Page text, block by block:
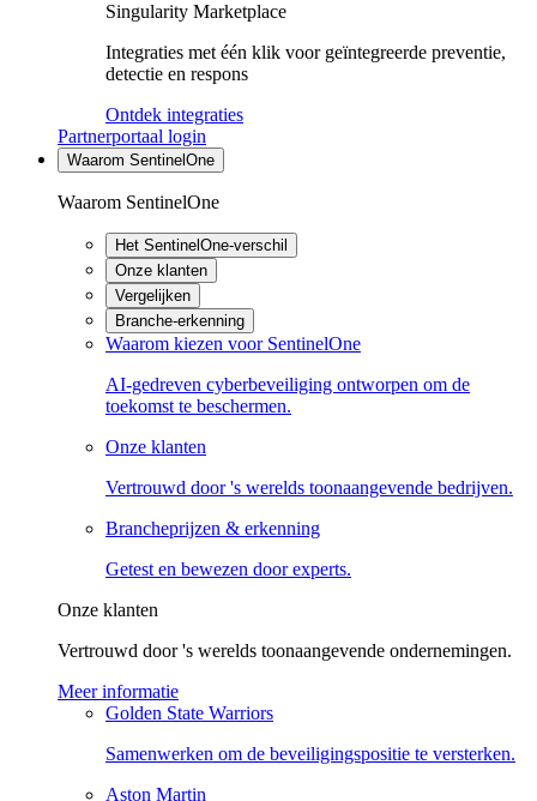
Singularity Marketplace
Integraties met één klik voor geïntegreerde preventie,
detectie en respons
Ontdek integraties
Partnerportaal login
Waarom SentinelOne
Waarom SentinelOne
Het SentinelOne-verschil
Onze klanten
Vergelijken
Branche-erkenning
Waarom kiezen voor SentinelOne
AI-gedreven cyberbeveiliging ontworpen om de
toekomst te beschermen.
Onze klanten
Vertrouwd door 's werelds toonaangevende bedrijven.
Brancheprijzen & erkenning
Getest en bewezen door experts.
Onze klanten
Vertrouwd door 's werelds toonaangevende ondernemingen.
Meer informatie
Golden State Warriors
Samenwerken om de beveiligingspositie te versterken.
Aston Martin